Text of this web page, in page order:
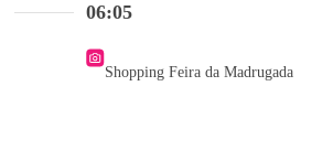
06:05
Shopping Feira da Madrugada